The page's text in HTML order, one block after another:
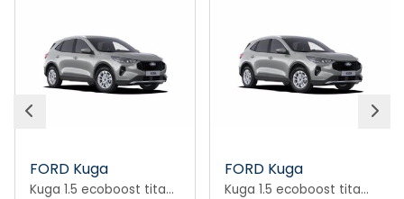
FORD Kuga
Kuga 1.5 ecoboost titanium 2wd 150cv
FORD Kuga
Kuga 1.5 ecoboost titanium 2wd 150cv